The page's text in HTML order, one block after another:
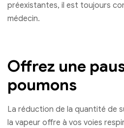
préexistantes, il est toujours
médecin.
Offrez une
poumons
La réduction de la quantité de
la vapeur offre à vos voies